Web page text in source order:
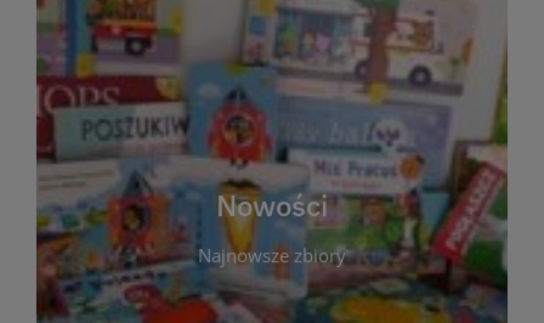
Nowości
Najnowsze zbiory
W tej sekcji prezentujemy najnowsze książki,
audiobooki oraz filmy, które właśnie trafiły do
zbiorów Miejskiej Biblioteki Publicznej w
Starachowicach. Regularnie aktualizujemy listę,
aby Czytelnicy mogli na bieżąco odkrywać świeże
tytuły i najciekawsze premiery wydawnicze. Każda
pozycja opatrzona jest krótkim opisem i
informacją o dostępności w katalogu. Zachęcamy
do częstych odwiedzin – nowości pojawiają się